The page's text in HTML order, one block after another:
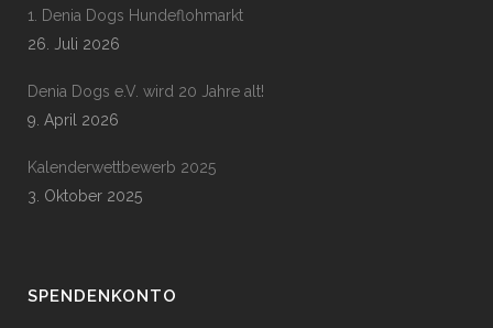
1. Denia Dogs Hundeflohmarkt
26. Juli 2026
Denia Dogs e.V. wird 20 Jahre alt!
9. April 2026
Kalenderwettbewerb 2025
3. Oktober 2025
SPENDENKONTO